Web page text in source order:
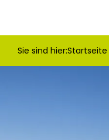
Sie sind hier:Startseite